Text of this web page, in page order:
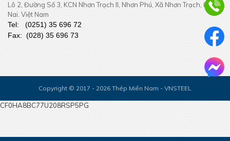
An Giang – Phú Quốc - Tăng cường kết nối, chủ động thích ứng
Lô 2, Đường Số 3, KCN Nhơn Trạch II, Nhơn Phú, Xã Nhơn Trạch, Đồng
Nai. Việt Nam
Tel: (0251) 35 696 72
Fax: (028) 35 696 73
Copyright © 2017 - 2026 Thép Miền Nam - VNSTEEL
CF0HA8BC77U208RSP5PG